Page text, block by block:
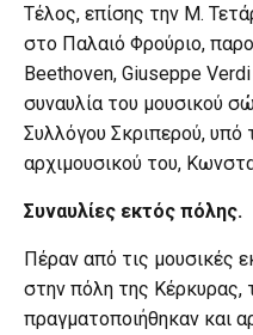
Τέλος, επίσης την Μ.
στο Παλαιό Φρούριο,
Beethoven, Giuseppe
συναυλία του μουσικού
Συλλόγου Σκριπερού, υπό
αρχιμουσικού του,
Συναυλίες εκτός πόλης.
Πέραν από τις μουσικές
στην πόλη της Κέρκυρας,
πραγματοποιήθηκαν και